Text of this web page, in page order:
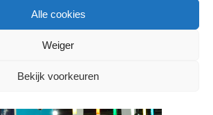
Alle cookies
Weiger
Bekijk voorkeuren